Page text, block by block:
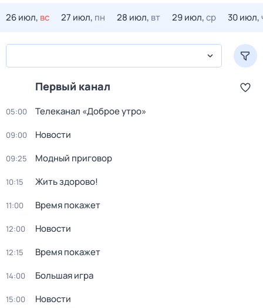
26 июл, вс 27 июл, пн 28 июл, вт 29 июл,ср 30 июл,
Первый канал
05:00 Телеканал «Доброе утро»
09:00 Новости
09:25 Модный приговор
10:15 Жить здорово!
11:00 Время покажет
12:00 Новости
12:15 Время покажет
14:00 Большая игра
15:00 Новости